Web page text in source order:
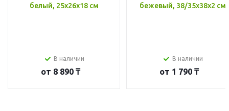
белый, 25x26x18 см
В наличии
от 8 890 ₸
бежевый, 38/35x38x2 см
В наличии
от 1 790 ₸